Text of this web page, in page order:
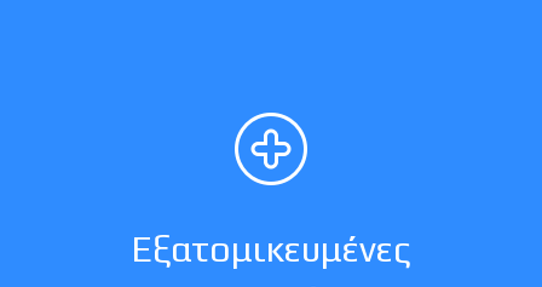
Εξατομικευμένες